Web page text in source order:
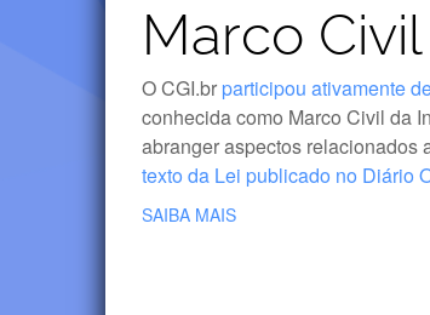
Sobre
o
Marco
Marco
O CGI.br participou ativamente
conhecida como Marco Civil da
abranger aspectos relacionados
texto da Lei publicado no Diário
SAIBA MAIS